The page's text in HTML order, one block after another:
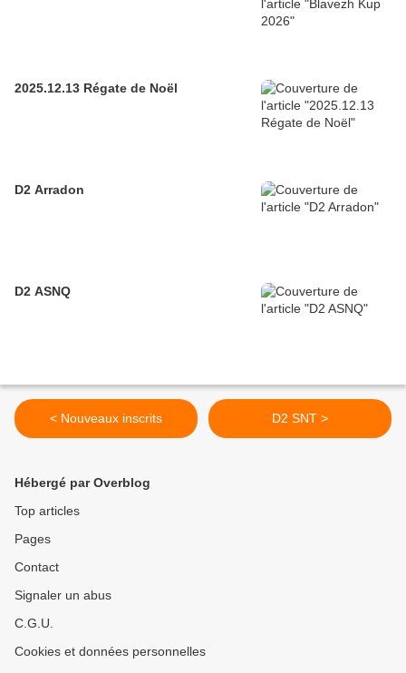
2025.12.13 Régate de Noël
D2 Arradon
D2 ASNQ
< Nouveaux inscrits D2 SNT >
Hébergé par Overblog
Top articles
Pages
Contact
Signaler un abus
C.G.U.
Cookies et données personnelles